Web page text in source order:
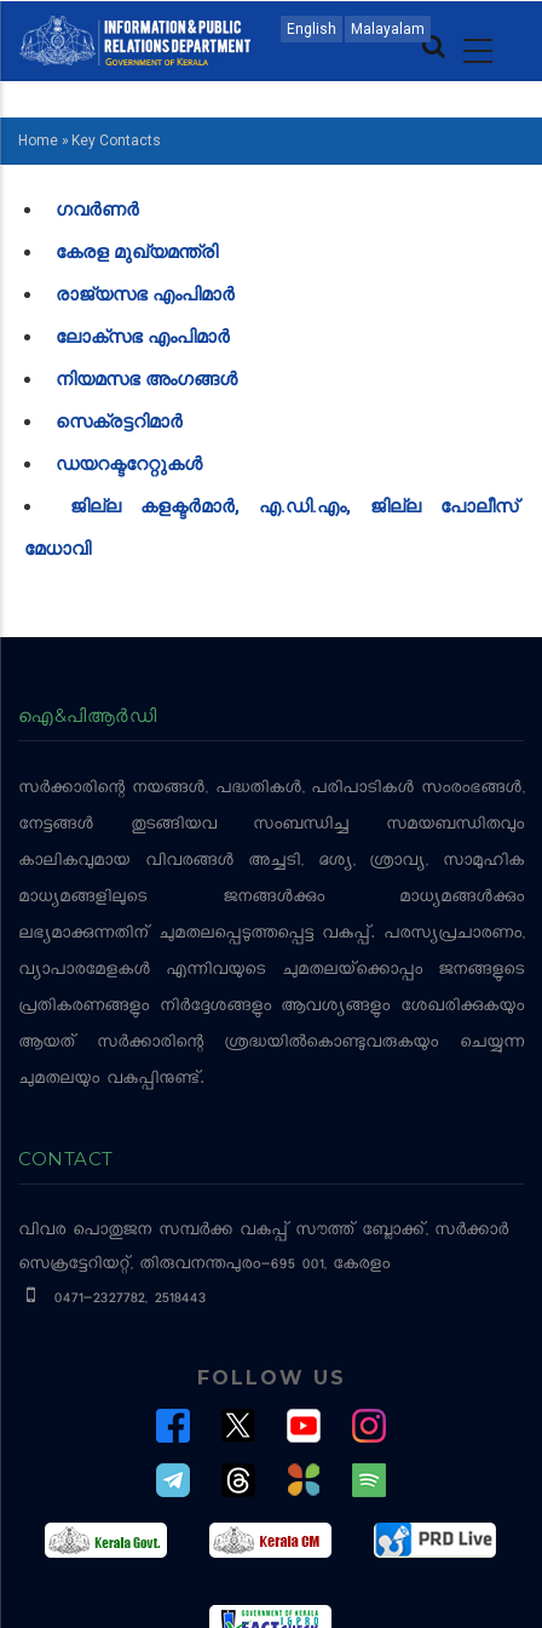
main
English Malayalam
MAIN
NAVIGATION
MALAYALAM
BREADCRUMB
Home » Key Contacts
ഗവർണർ
കേരള മുഖ്യമന്ത്രി
രാജ്യസഭ എംപിമാർ
ലോക്സഭ എംപിമാർ
നിയമസഭ അംഗങ്ങൾ
സെക്രട്ടറിമാർ
ഡയറക്ടറേറ്റുകൾ
ജില്ല കളക്ടർമാർ, എ.ഡി.എം, ജില്ല പോലീസ്
മേധാവി
ഐ&പിആര്‍ഡി
സര്‍ക്കാരിന്റെ നയങ്ങള്‍, പദ്ധതികള്‍, പരിപാടികള്‍ സംരംഭങ്ങള്‍,
നേട്ടങ്ങള്‍ തുടങ്ങിയവ സംബന്ധിച്ച സമയബന്ധിതവും
കാലികവുമായ വിവരങ്ങള്‍ അച്ചടി, ദൃശ്യ, ശ്രാവ്യ, സാമൂഹിക
മാധ്യമങ്ങളിലൂടെ ജനങ്ങള്‍ക്കും മാധ്യമങ്ങള്‍ക്കും
ലഭ്യമാക്കുന്നതിന് ചുമതലപ്പെടുത്തപ്പെട്ട വകുപ്പ്. പരസ്യപ്രചാരണം,
വ്യാപാരമേളകള്‍ എന്നിവയുടെ ചുമതലയ്‌ക്കൊപ്പം ജനങ്ങളുടെ
പ്രതികരണങ്ങളും നിര്‍ദ്ദേശങ്ങളും ആവശ്യങ്ങളും ശേഖരിക്കുകയും
ആയത് സര്‍ക്കാരിന്റെ ശ്രദ്ധയില്‍കൊണ്ടുവരുകയും ചെയ്യുന്ന
ചുമതലയും വകുപ്പിനുണ്ട്.
CONTACT
വിവര പൊതുജന സമ്പര്‍ക്ക വകുപ്പ് സൗത്ത് ബ്ലോക്ക്, സര്‍ക്കാര്‍
സെക്രട്ടേറിയറ്റ്, തിരുവനന്തപുരം-695 001, കേരളം
0471-2327782, 2518443
FOLLOW US